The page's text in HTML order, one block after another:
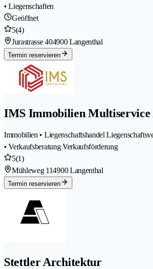
• Liegenschaften
Geöffnet
5(4)
Jurastrasse 404900 Langenthal
Termin reservieren
IMS Immobilien Multiservice
Immobilien • Liegenschaftshandel
• Verkaufsberatung Verkaufsförderung
5(1)
Mühleweg 114900 Langenthal
Termin reservieren
Stettler Architektur